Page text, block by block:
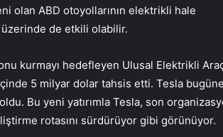
olan ABD otoyollarının elektrikli hale
de etkili olabilir.
kurmayı hedefleyen Ulusal Elektrikli
5 milyar dolar tahsis etti. Tesla
Bu yeni yatırımla Tesla, son
rotasını sürdürüyor gibi görünüyor.